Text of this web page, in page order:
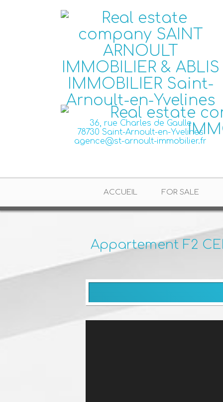
36, rue Charles de Gaulle
78730 Saint-Arnoult-en-Yvelines
agence@st-arnoult-immobilier.fr
ACCUEIL FOR SALE
Appartement F2